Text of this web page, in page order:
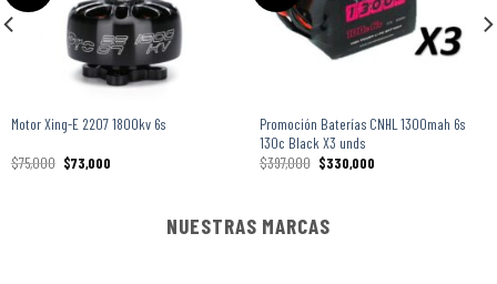
Motor Xing-E 2207 1800kv 6s
$75,000 $73,000
Promoción Baterías CNHL 1300mah 6s
130c Black X3 unds
$397,000 $330,000
NUESTRAS MARCAS